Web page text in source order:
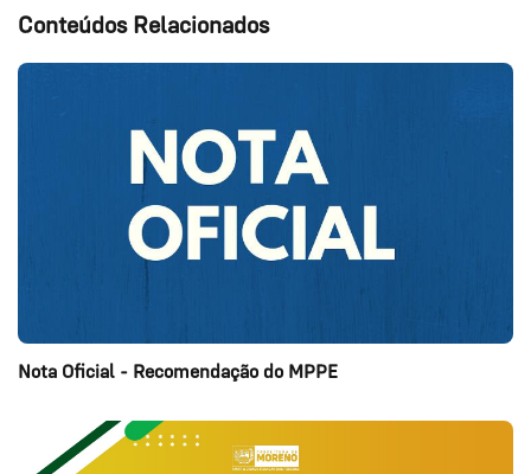
Conteúdos Relacionados
Nota Oficial - Recomendação do MPPE